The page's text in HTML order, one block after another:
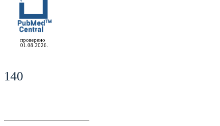
проверено
01.08.2026.
140